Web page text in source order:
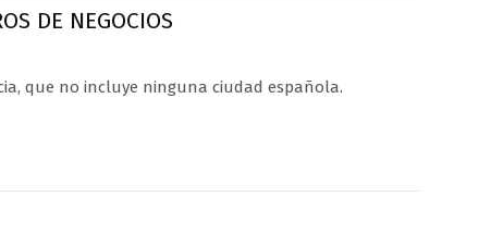
DE NEGOCIOS
que no incluye ninguna ciudad española.